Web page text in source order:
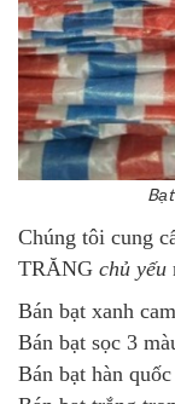
Chúng tôi cung
TRĂNG chủ yếu
Bán bạt xanh
Bán bạt sọc 3
Bán bạt hàn